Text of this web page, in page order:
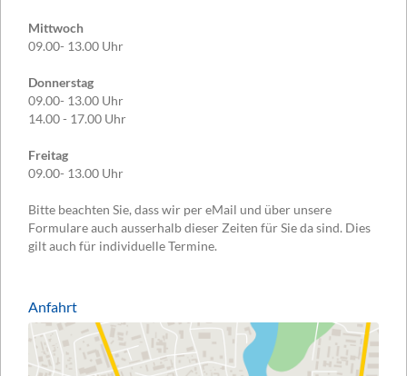
Mittwoch
09.00- 13.00 Uhr
Donnerstag
09.00- 13.00 Uhr
14.00 - 17.00 Uhr
Freitag
09.00- 13.00 Uhr
Bitte beachten Sie, dass wir per eMail und über unsere
Formulare auch ausserhalb dieser Zeiten für Sie da sind. Dies
gilt auch für individuelle Termine.
Anfahrt